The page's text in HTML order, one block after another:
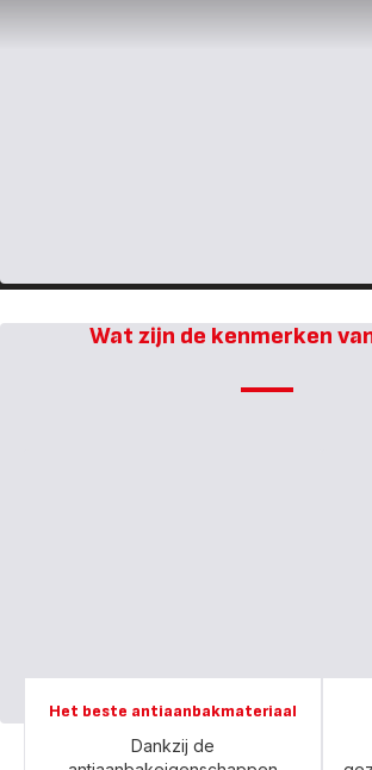
Wat zijn de kenmerken
Het beste antiaanbakmateriaal
Dankzij de